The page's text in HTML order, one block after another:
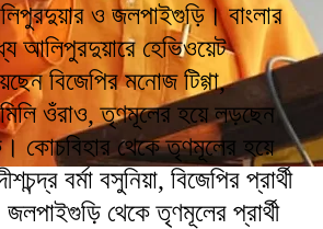
ও জলপাইগুড়ি। বাংলার
আলিপুরদুয়ারে হেভিওয়েট
বিজেপির মনোজ টিগ্গা,
ওঁরাও, তৃণমূলের হয়ে লড়ছেন
কোচবিহার থেকে তৃণমূলের হয়ে
বর্মা বসুনিয়া, বিজেপির প্রার্থী
জলপাইগুড়ি থেকে তৃণমূলের প্রার্থী